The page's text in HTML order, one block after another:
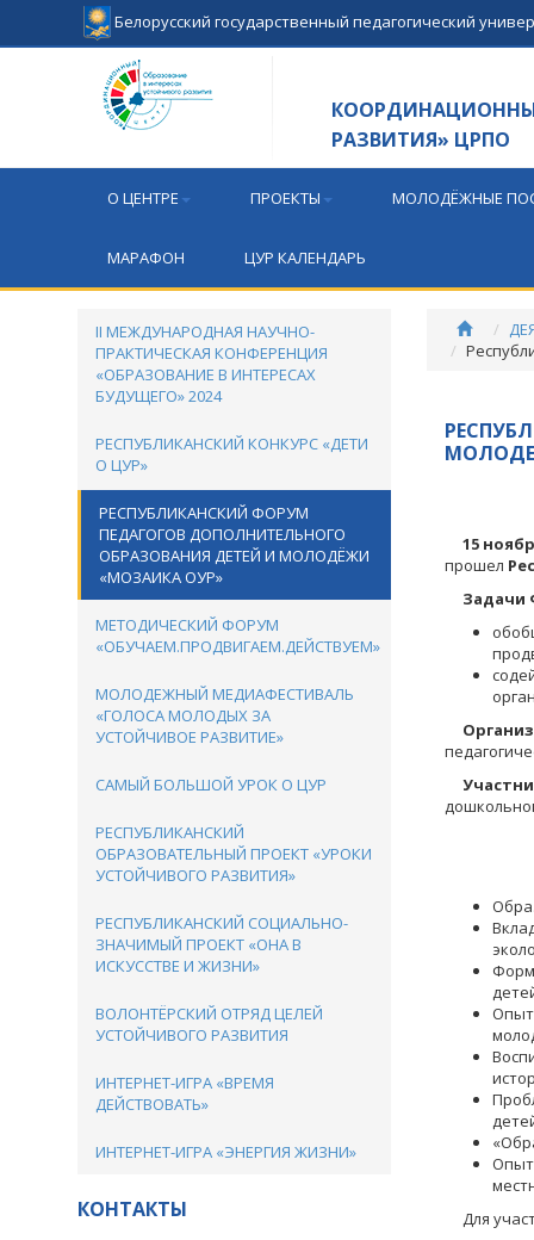
Белорусский государственный педагогический
РАЗВИТИЯ» ЦРПО
О ЦЕНТРЕ ПРОЕКТЫ МОЛОДЁЖНЫЕ
МАРАФОН ЦУР КАЛЕНДАРЬ
II МЕЖДУНАРОДНАЯ НАУЧНО-
ПРАКТИЧЕСКАЯ КОНФЕРЕНЦИЯ
«ОБРАЗОВАНИЕ В ИНТЕРЕСАХ
БУДУЩЕГО» 2024
РЕСПУБЛИКАНСКИЙ КОНКУРС «ДЕТИ
О ЦУР»
РЕСПУБЛИКАНСКИЙ ФОРУМ
ПЕДАГОГОВ ДОПОЛНИТЕЛЬНОГО
ОБРАЗОВАНИЯ ДЕТЕЙ И МОЛОДЁЖИ
«МОЗАИКА ОУР»
МЕТОДИЧЕСКИЙ ФОРУМ
«ОБУЧАЕМ.ПРОДВИГАЕМ.ДЕЙСТВУЕМ»
МОЛОДЕЖНЫЙ МЕДИАФЕСТИВАЛЬ
«ГОЛОСА МОЛОДЫХ ЗА
УСТОЙЧИВОЕ РАЗВИТИЕ»
САМЫЙ БОЛЬШОЙ УРОК О ЦУР
РЕСПУБЛИКАНСКИЙ
ОБРАЗОВАТЕЛЬНЫЙ ПРОЕКТ «УРОКИ
УСТОЙЧИВОГО РАЗВИТИЯ»
РЕСПУБЛИКАНСКИЙ СОЦИАЛЬНО-
ЗНАЧИМЫЙ ПРОЕКТ «ОНА В
ИСКУССТВЕ И ЖИЗНИ»
ВОЛОНТЁРСКИЙ ОТРЯД ЦЕЛЕЙ
УСТОЙЧИВОГО РАЗВИТИЯ
ИНТЕРНЕТ-ИГРА «ВРЕМЯ
ДЕЙСТВОВАТЬ»
ИНТЕРНЕТ-ИГРА «ЭНЕРГИЯ ЖИЗНИ»
КОНТАКТЫ
15
прошел
Задачи
Опыт
Опыт
Для